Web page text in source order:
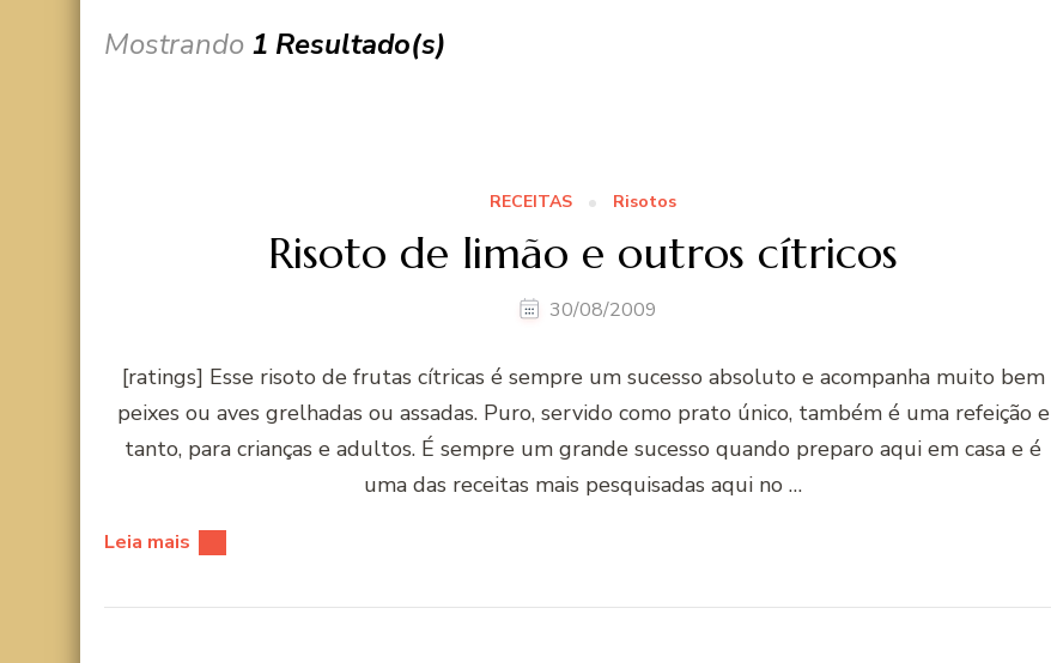
Mostrando 1 Resultado(s)
RECEITAS Risotos
Risoto de limão e outros cí­tricos
30/08/2009
[ratings] Esse risoto de frutas cítricas é sempre um sucesso absoluto e acompanha muito bem
peixes ou aves grelhadas ou assadas. Puro, servido como prato único, também é uma refeição e
tanto, para crianças e adultos. É sempre um grande sucesso quando preparo aqui em casa e é
uma das receitas mais pesquisadas aqui no …
Leia mais